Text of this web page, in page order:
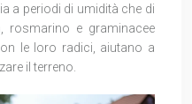
a periodi di umidità che di
rosmarino e graminacee
le loro radici, aiutano a
il terreno.